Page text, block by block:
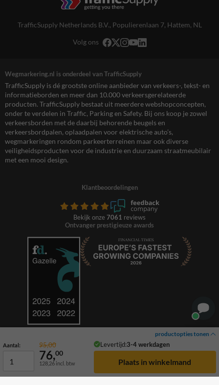
productopties tonen
Aantal: 95,00 Levertijd:3-4 werkdagen
76,00
128,26 incl. btw
TrafficSupply Netherlands B.V., Populierenlaan 7, Hattem, NL
Volg ons
Wegmarkering.nl is onderdeel van TrafficSupply
TrafficSupply is dé grootste online aanbieder van verkeers-, tekst- en
informatieborden en meer dan 10.000 verkeersgerelateerde
producten. TrafficSupply bestaat uit meerdere webshopconcepten,
onder te verdelen in Traffic, Parking en Safety. Bij ons koop je zowel
verkeersborden met de daarbij behorende beugels en
verkeersbordpalen, oplaadpalen voor elektrische auto’s,
wegmarkeringen rondom parkeerterreinen maar ook diverse
veiligheidsproducten voor de industrie en duurzaam straatmeubilair
met een mooi design.
Klantbeoordelingen
Bekijk onze 7061 reviews
Ontvanger prestigieuze awards
© 2026 TrafficSupply. Alle rechten voorbehouden.